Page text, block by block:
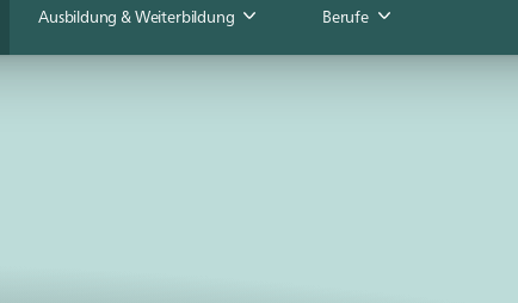
Ausbildung & Weiterbildung Berufe